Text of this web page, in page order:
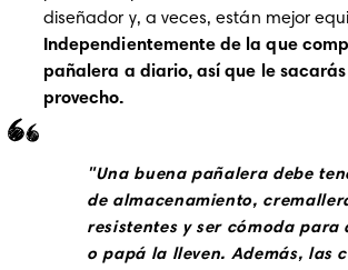
diseñador y, a veces, están mejor
Independientemente de la que
pañalera a diario, así que le
provecho.
Una buena pañalera debe
de almacenamiento,
resistentes y ser cómoda para
o papá la lleven. Además, las